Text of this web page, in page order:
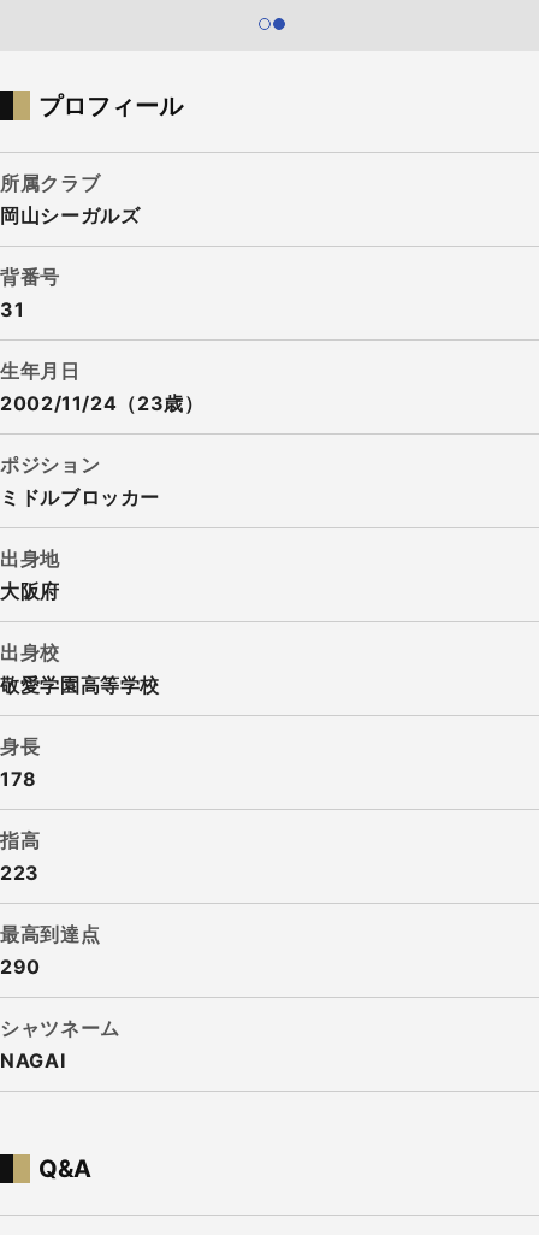
プロフィール
所属クラブ
岡山シーガルズ
背番号
31
生年月日
2002/11/24（23歳）
ポジション
ミドルブロッカー
出身地
大阪府
出身校
敬愛学園高等学校
身長
178
指高
223
最高到達点
290
シャツネーム
NAGAI
Q&A